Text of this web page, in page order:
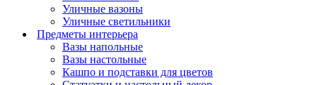
Уличные вазоны
Уличные светильники
Предметы интерьера
Вазы напольные
Вазы настольные
Кашпо и подставки для цветов